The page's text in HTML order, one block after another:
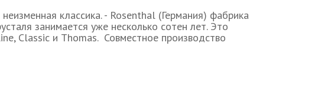
классика. - Rosenthal (Германия) фабрика
занимается уже несколько сотен лет. Это
Classic и Thomas. Совместное производство